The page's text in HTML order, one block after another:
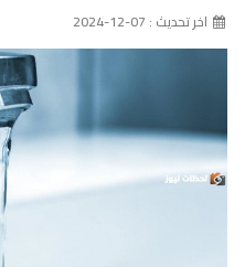
اخر تحديث : 07-12-2024